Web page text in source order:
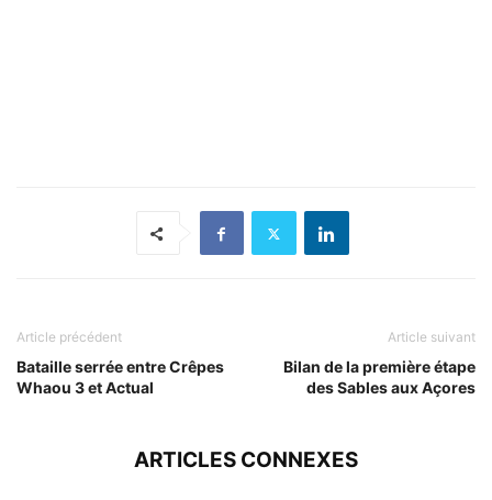
Article précédent
Bataille serrée entre Crêpes
Whaou 3 et Actual
Article suivant
Bilan de la première étape
des Sables aux Açores
ARTICLES CONNEXES